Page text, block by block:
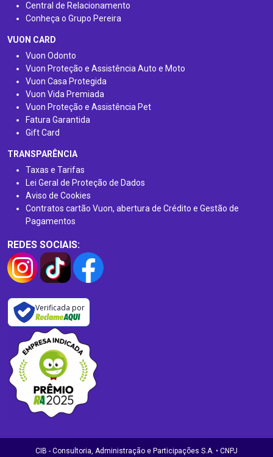
Central de Relacionamento
Conheça o Grupo Pereira
VUON CARD
Vuon Odonto
Vuon Proteção e Assistência Auto e Moto
Vuon Casa Protegida
Vuon Vida Premiada
Vuon Proteção e Assistência Pet
Fatura Garantida
Gift Card
TRANSPARÊNCIA
Taxas e Tarifas
Lei Geral de Proteção de Dados
Aviso de Cookies
Contratos cartão Vuon, abertura de Crédito e Gestão de
Pagamentos
REDES SOCIAIS:
Verificada por
CIB - Consultoria, Administração e Participações S.A. • CNPJ